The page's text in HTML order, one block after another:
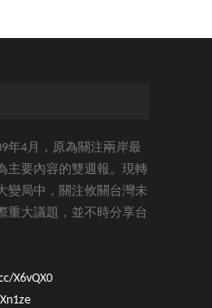
年4月，原為關注兩岸最
主要內容的雙週報。現轉
變局中，關注攸關台灣未
重大議題，並不時分享台
X6vQX0